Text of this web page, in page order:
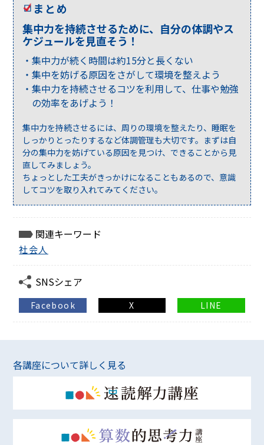
まとめ
集中力を持続させるために、自分の体調やス
ケジュールを見直そう！
集中力が続く時間は約15分と長くない
集中を妨げる原因をさがして環境を整えよう
集中力を持続させるコツを利用して、仕事や勉強
の効率をあげよう！
集中力を持続させるには、周りの環境を整えたり、睡眠を
しっかりとったりするなど体調管理も大切です。まずは自
分の集中力を妨げている原因を見つけ、できることから見
直してみましょう。
ちょっとした工夫がきっかけになることもあるので、意識
してコツを取り入れてみてください。
関連キーワード
社会人
SNSシェア
Facebook X LINE
各講座について詳しく見る